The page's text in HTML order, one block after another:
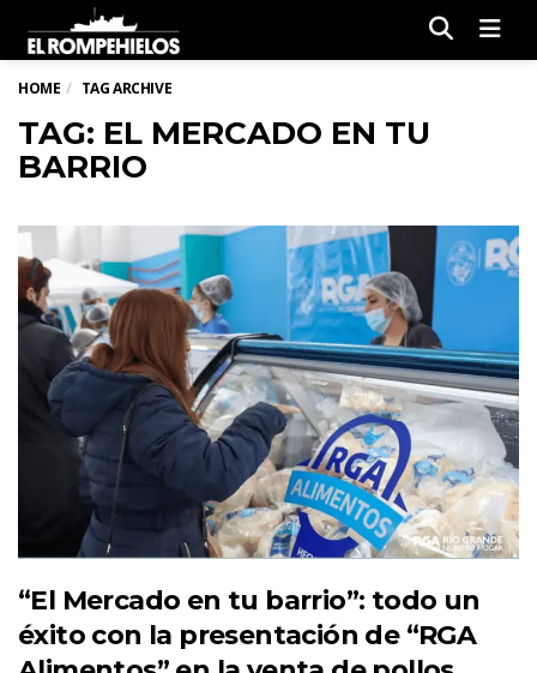
HOME TAG ARCHIVE
TAG: EL MERCADO EN TU
BARRIO
“El Mercado en tu barrio”: todo un
éxito con la presentación de “RGA